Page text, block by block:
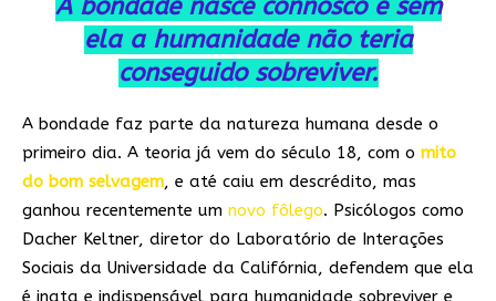
A bondade nasce connosco e sem
ela a humanidade não teria
conseguido sobreviver.
A bondade faz parte da natureza humana desde o
primeiro dia. A teoria já vem do século 18, com o mito
do bom selvagem, e até caiu em descrédito, mas
ganhou recentemente um novo fôlego. Psicólogos como
Dacher Keltner, diretor do Laboratório de Interações
Sociais da Universidade da Califórnia, defendem que ela
é inata e indispensável para humanidade sobreviver e